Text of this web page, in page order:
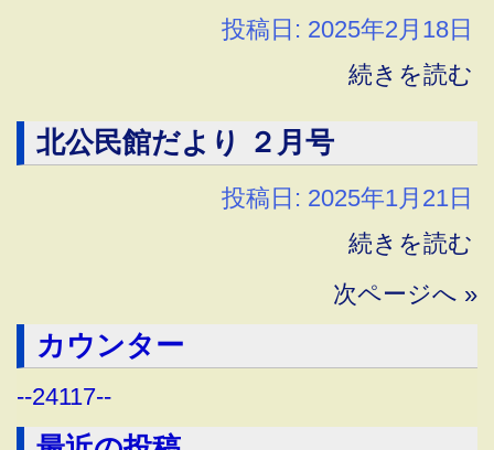
投稿日: 2025年2月18日
続きを読む
北公民館だより ２月号
投稿日: 2025年1月21日
続きを読む
次ページへ »
カウンター
--24117--